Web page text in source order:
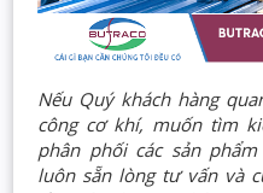
Nếu Quý khách hàng
công cơ khí, muốn tìm
phân phối các sản
luôn sẵn lòng tư vấn và